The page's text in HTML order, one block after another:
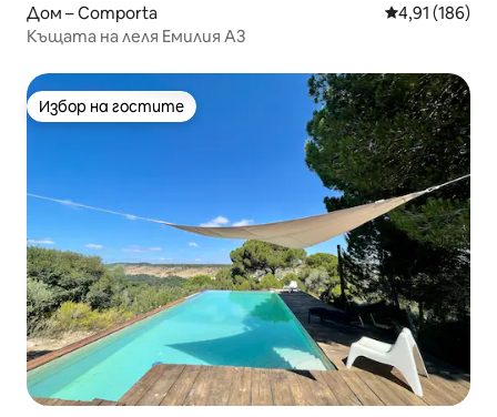
Дом – Comporta Средна
4,91 (186)
Къщата на леля Емилия A3
Избор на гостите
Избор на гостите